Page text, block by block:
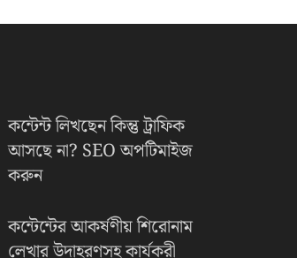
কন্টেন্ট লিখছেন কিন্তু ট্রাফিক
আসছে না? ‍SEO অপটিমাইজ
করুন
কন্টেন্টের আকর্ষণীয় শিরোনাম
লেখার উদাহরণসহ কার্যকরী